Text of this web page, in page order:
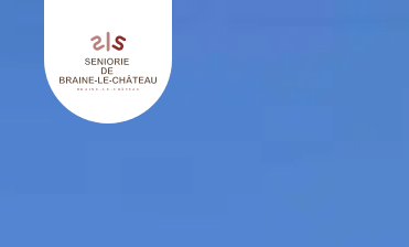
Keer terug naar Séniorie de Braine Le